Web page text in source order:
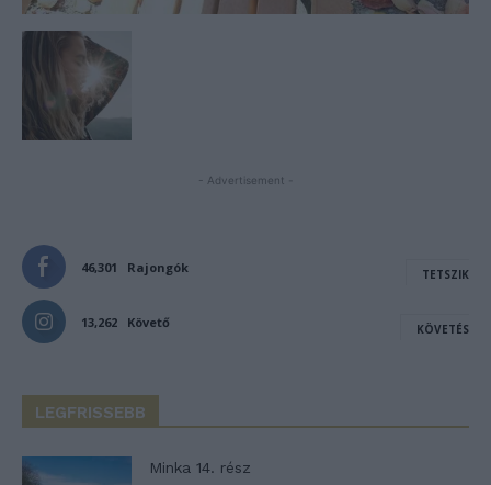
- Advertisement -
46,301 Rajongók TETSZIK
13,262 Követő KÖVETÉS
LEGFRISSEBB
Minka 14. rész